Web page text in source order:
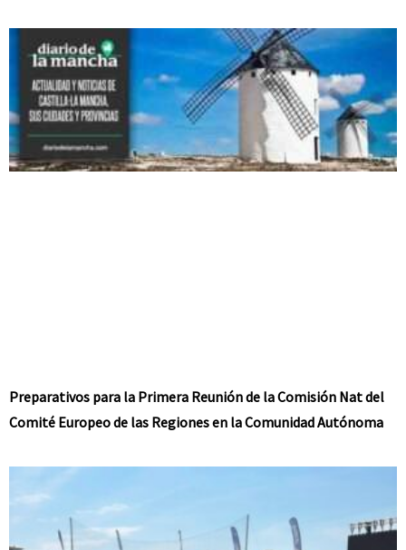
Preparativos para la Primera Reunión de la Comisión Nat del
Comité Europeo de las Regiones en la Comunidad Autónoma